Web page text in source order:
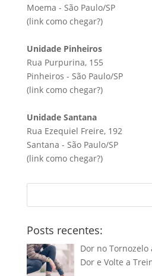
Moema - São Paulo/SP
(link como chegar?)
Unidade Pinheiros
Rua Purpurina, 155
Pinheiros - São Paulo/SP
(link como chegar?)
Unidade Santana
Rua Ezequiel Freire, 192
Santana - São Paulo/SP
(link como chegar?)
Posts recentes:
Dor no Tornozelo
Dor e Volte a